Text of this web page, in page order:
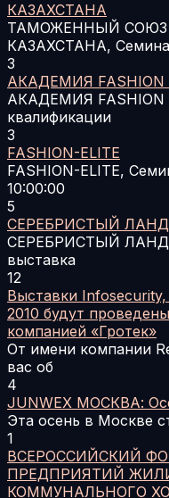
КАЗАХСТАНА
ТАМОЖЕННЫЙ СОЮЗ
КАЗАХСТАНА,
3
АКАДЕМИЯ FASHION
АКАДЕМИЯ FASHION
квалификации
3
FASHION-ELITE
FASHION-ELITE,
10:00:00
5
СЕРЕБРИСТЫЙ
СЕРЕБРИСТЫЙ
выставка
12
Выставки
2010 будут
компанией «Гротек»
От имени компании
вас об
4
JUNWEX МОСКВА:
Эта осень в Москве
1
ВСЕРОССИЙСКИЙ
ПРЕДПРИЯТИЙ
КОММУНАЛЬНОГО